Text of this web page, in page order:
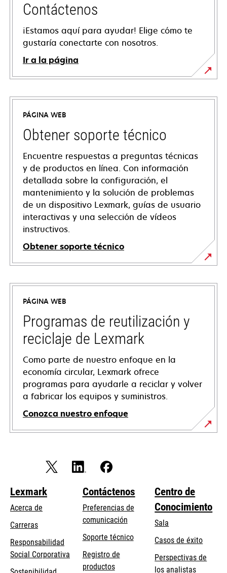
Contáctenos
¡Estamos aquí para ayudar! Elige cómo te
gustaría conectarte con nosotros.
Ir a la página
PÁGINA WEB
Obtener soporte técnico
Encuentre respuestas a preguntas técnicas
y de productos en línea. Con información
detallada sobre la configuración, el
mantenimiento y la solución de problemas
de un dispositivo Lexmark, guías de usuario
interactivas y una selección de vídeos
instructivos.
Obtener soporte técnico
se
abre
una
pestaña
nueva
PÁGINA WEB
Programas de reutilización y
reciclaje de Lexmark
Como parte de nuestro enfoque en la
economía circular, Lexmark ofrece
programas para ayudarle a reciclar y volver
a fabricar los equipos y suministros.
Conozca nuestro enfoque
Lexmark
Acerca de
Carreras
Responsabilidad
Social Corporativa
abre
Contáctenos
Preferencias de
comunicación
Soporte técnicose
Registro de
productos
Centro de
Conocimiento
Sala
Casos de éxito
Perspectivas de
los analistas